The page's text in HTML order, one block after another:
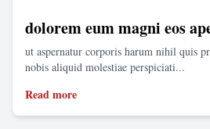
dolorem eum magni eos
ut aspernatur corporis harum nihil quis
nobis aliquid molestiae perspiciati...
Read more